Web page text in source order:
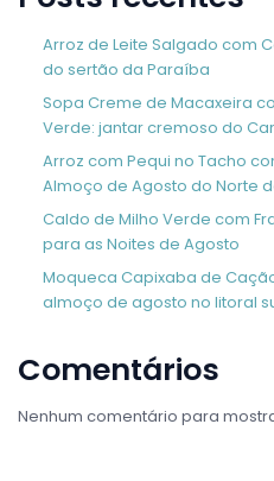
Arroz de Leite Salgado com
do sertão da Paraíba
Sopa Creme de Macaxeira
Verde: jantar cremoso do
Arroz com Pequi no Tacho
Almoço de Agosto do Norte
Caldo de Milho Verde com
para as Noites de Agosto
Moqueca Capixaba de
almoço de agosto no litoral
Comentários
Nenhum comentário para